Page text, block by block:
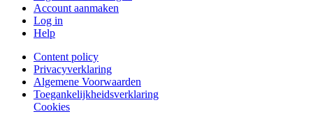
Account aanmaken
Log in
Help
Content policy
Privacyverklaring
Algemene Voorwaarden
Toegankelijkheidsverklaring
Cookies